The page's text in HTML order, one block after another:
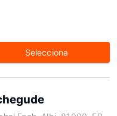
Selecciona